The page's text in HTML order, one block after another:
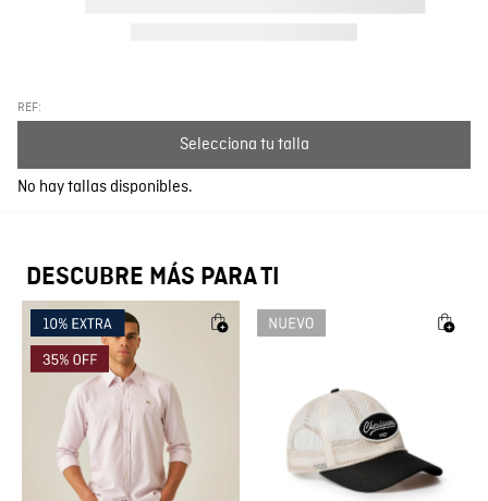
REF:
Selecciona tu talla
No hay tallas disponibles.
DESCUBRE MÁS PARA TI